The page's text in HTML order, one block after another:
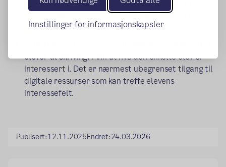
Innstillinger for informasjonskapsler
inspirasjon til å skrive reiseskildringer, eller til å
sammenlikne arkitektur og landskap i ulike land.
elever til skriving.Finn ut hva den enkelte elev er
interessert i. Det er nærmest ubegrenset tilgang til
digitale ressurser som kan treffe elevens
interessefelt.
Publisert:12.11.2025Endret:24.03.2026